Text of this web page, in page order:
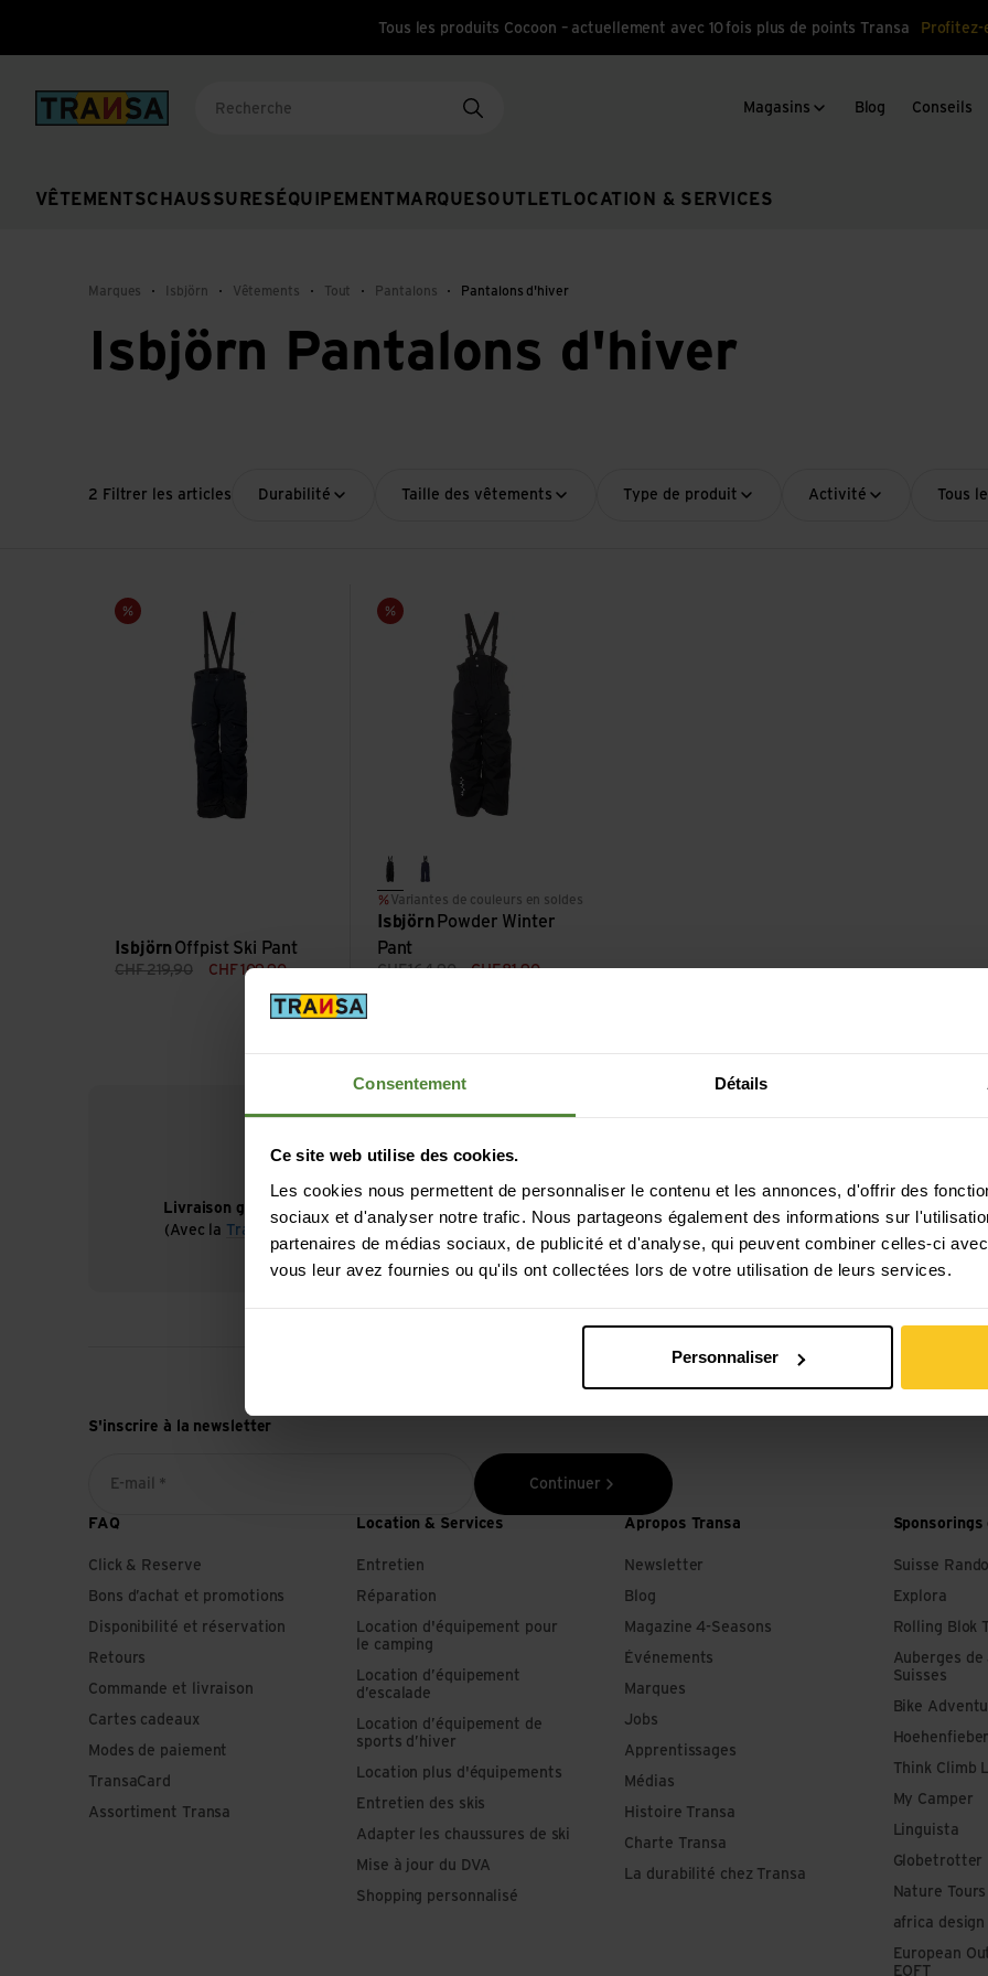
Consentement Détails
Ce site web utilise des cookies.
Les cookies nous permettent de personnaliser le contenu et les annonces, d'offrir des
sociaux et d'analyser notre trafic. Nous partageons également des informations sur
partenaires de médias sociaux, de publicité et d'analyse, qui peuvent combiner celles-ci
vous leur avez fournies ou qu'ils ont collectées lors de votre utilisation de leurs services.
Personnaliser
Tous les produits Cocoon – actuellement avec 10 fois plus de points Transa Profitez-
Back to home
VÊTEMENTSCHAUSSURES ÉQUIPEMENT MARQUESOUTLET LOCATION & SERVICES
Magasins Blog Conseils
Marques Isbjörn Vêtements Tout Pantalons Pantalons d'hiver
Isbjörn Pantalons d'hiver
2 Filtrer les articles Durabilité Taille des vêtements Type de produit Activité Tous
Vente
Isbjörn Offpist Ski Pant
CHF219,90 CHF 109,90
Voir Offpist Ski Pant
Vente
blacknavy
Variantes de couleurs en soldes
Isbjörn Powder Winter
Pant
CHF164,90 CHF81,90
Voir Powder Winter Pant
Livraison gratuite à partir de CHF 99
(Avec la
TransaCard toujours gratuit)
Paiement sécurisé avec Twint, Visa et plus
S'inscrire à la newsletter
E-mail * Continuer
FAQ
Click & Reserve
Bons d’achat et promotions
Disponibilité et réservation
Retours
Commande et livraison
Cartes cadeaux
Modes de paiement
TransaCard
Assortiment Transa
Location & Services
Entretien
Réparation
Location d'équipement pour
le camping
Location d’équipement
d’escalade
Location d’équipement de
sports d’hiver
Location plus d'équipements
Entretien des skis
Adapter les chaussures de ski
Mise à jour du DVA
Shopping personnalisé
Apropos Transa
Newsletter
Blog
Magazine 4-Seasons
Événements
Marques
Jobs
Apprentissages
Médias
Histoire Transa
Charte Transa
La durabilité chez Transa
Suisse Rando
Explora
Rolling Blok
Auberges de
Suisses
Bike
Hoehenfieber
Think Climb
My Camper
Linguista
Globetrotter
Nature Tours
africa design
European
EOFT